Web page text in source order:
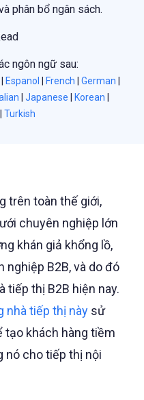
phân bổ ngân sách.
ngôn ngữ sau:
Espanol French German
Japanese Korean
Turkish
trên toàn thế giới,
chuyên nghiệp lớn
khán giả khổng lồ,
nghiệp B2B, và do đó
tiếp thị B2B hiện nay.
nhà tiếp thị này sử
tạo khách hàng tiềm
nó cho tiếp thị nội